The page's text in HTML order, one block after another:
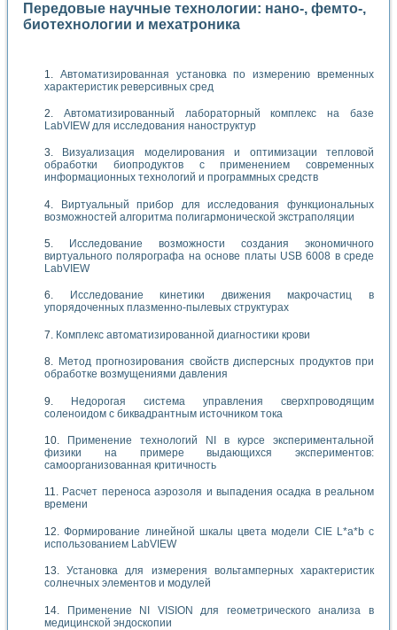
Передовые научные технологии: нано-, фемто-,
биотехнологии и мехатроника
Автоматизированная установка по измерению временных
характеристик реверсивных сред
Автоматизированный лабораторный комплекс на базе
LabVIEW для исследования наноструктур
Визуализация моделирования и оптимизации тепловой
обработки биопродуктов с применением современных
информационных технологий и программных средств
Виртуальный прибор для исследования функциональных
возможностей алгоритма полигармонической экстраполяции
Исследование возможности создания экономичного
виртуального полярографа на основе платы USB 6008 в среде
LabVIEW
Исследование кинетики движения макрочастиц в
упорядоченных плазменно-пылевых структурах
Комплекс автоматизированной диагностики крови
Метод прогнозирования свойств дисперсных продуктов при
обработке возмущениями давления
Недорогая система управления сверхпроводящим
соленоидом с биквадрантным источником тока
Применение технологий NI в курсе экспериментальной
физики на примере выдающихся экспериментов:
самоорганизованная критичность
Расчет переноса аэрозоля и выпадения осадка в реальном
времени
Формирование линейной шкалы цвета модели CIE L*a*b с
использованием LabVIEW
Установка для измерения вольтамперных характеристик
солнечных элементов и модулей
Применение NI VISION для геометрического анализа в
медицинской эндоскопии